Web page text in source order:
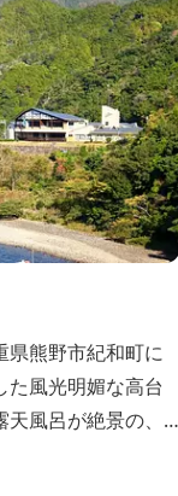
県熊野市紀和町に
た風光明媚な高台
風呂が絶景の、
ことができる温